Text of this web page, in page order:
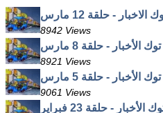
- حلقة 12 مارس
8942 Views
الأخبار - حلقة 8 مارس
8921 Views
الأخبار - حلقة 5 مارس
9061 Views
- حلقة 23 فبراير